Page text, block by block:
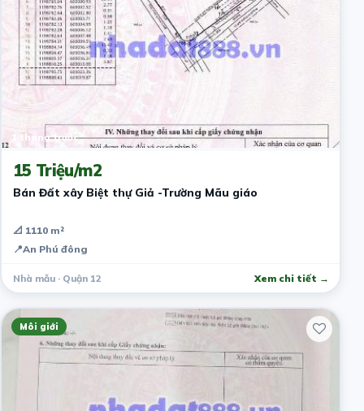
1 tháng trước
15 Triệu/m2
Bán Đất xây Biệt thự Giả -Trường Mãu giáo
📐 1110 m²
📍An Phú đông
Nhà mẫu · Quận 12 Xem chi tiết →
Môi giới